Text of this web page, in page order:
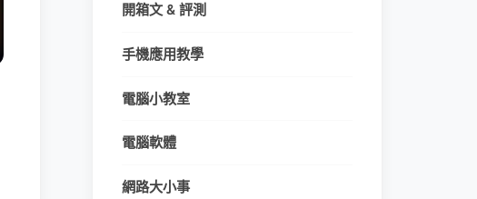
開箱文 & 評測
手機應用教學
電腦小教室
電腦軟體
網路大小事